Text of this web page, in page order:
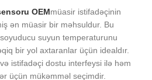
OEMmüasir istifadəçinin
ən müasir bir məhsuldur. Bu
suyun temperaturunu
bir yol axtaranlar üçün idealdır.
istifadəçi dostu interfeysi ilə həm
üçün mükəmməl seçimdir.